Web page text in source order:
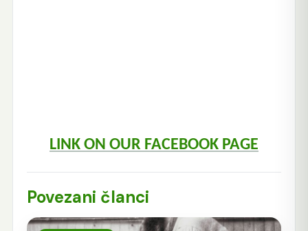
LINK ON OUR FACEBOOK PAGE
Povezani članci